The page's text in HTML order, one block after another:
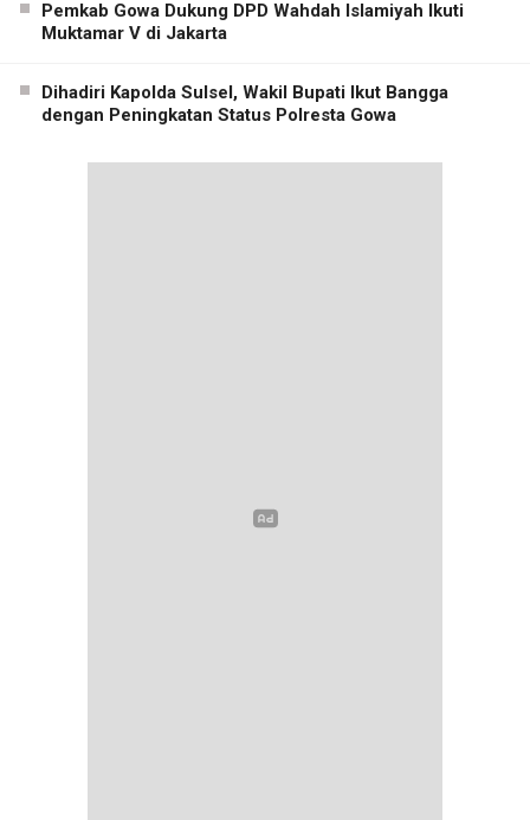
Pemkab Gowa Dukung DPD Wahdah Islamiyah Ikuti
Muktamar V di Jakarta
Dihadiri Kapolda Sulsel, Wakil Bupati Ikut Bangga
dengan Peningkatan Status Polresta Gowa